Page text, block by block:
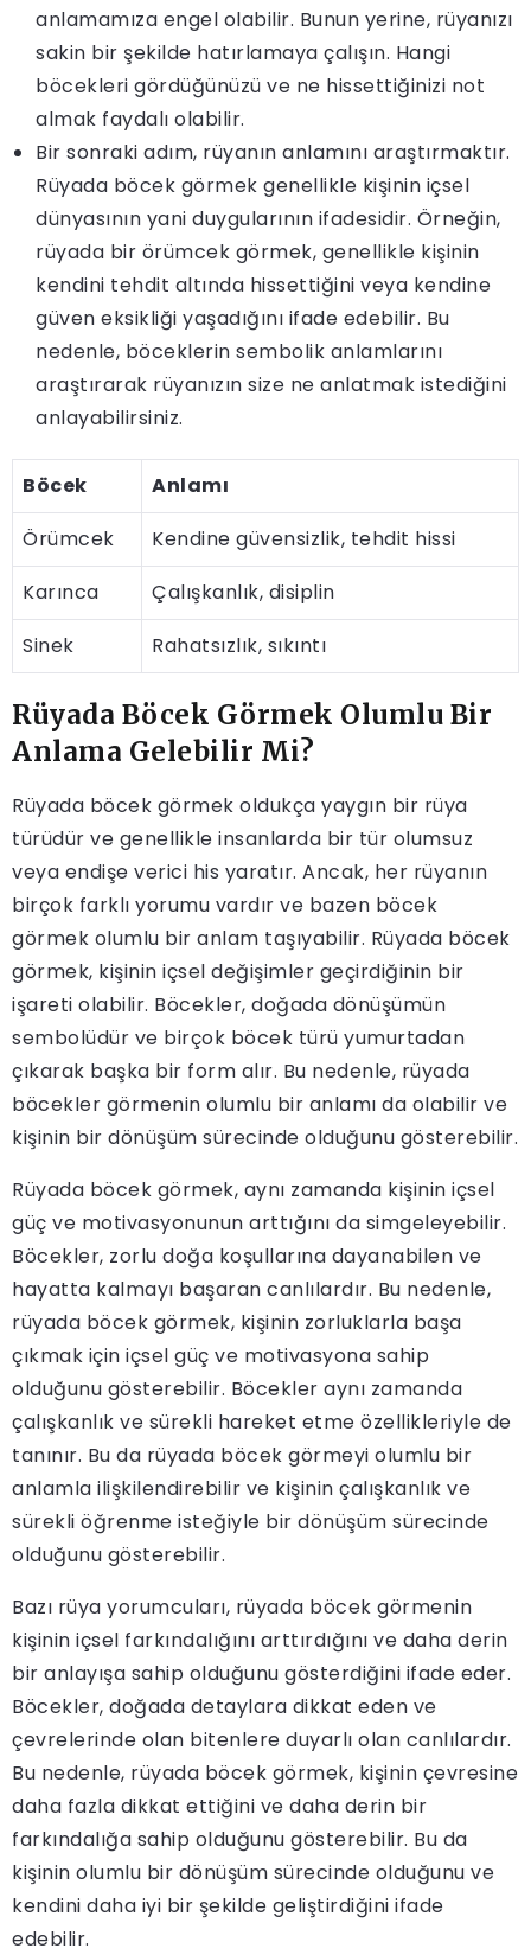
anlamamıza engel olabilir. Bunun yerine, rüyanızı
sakin bir şekilde hatırlamaya çalışın. Hangi
böcekleri gördüğünüzü ve ne hissettiğinizi not
almak faydalı olabilir.
Bir sonraki adım, rüyanın anlamını araştırmaktır.
Rüyada böcek görmek genellikle kişinin içsel
dünyasının yani duygularının ifadesidir. Örneğin,
rüyada bir örümcek görmek, genellikle kişinin
kendini tehdit altında hissettiğini veya kendine
güven eksikliği yaşadığını ifade edebilir. Bu
nedenle, böceklerin sembolik anlamlarını
araştırarak rüyanızın size ne anlatmak istediğini
anlayabilirsiniz.
Böcek
Anlamı
Örümcek
Kendine güvensizlik, tehdit hissi
Karınca
Çalışkanlık, disiplin
Sinek
Rahatsızlık, sıkıntı
Rüyada Böcek Görmek Olumlu Bir
Anlama Gelebilir Mi?
Rüyada böcek görmek oldukça yaygın bir rüya
türüdür ve genellikle insanlarda bir tür olumsuz
veya endişe verici his yaratır. Ancak, her rüyanın
birçok farklı yorumu vardır ve bazen böcek
görmek olumlu bir anlam taşıyabilir. Rüyada böcek
görmek, kişinin içsel değişimler geçirdiğinin bir
işareti olabilir. Böcekler, doğada dönüşümün
sembolüdür ve birçok böcek türü yumurtadan
çıkarak başka bir form alır. Bu nedenle, rüyada
böcekler görmenin olumlu bir anlamı da olabilir ve
kişinin bir dönüşüm sürecinde olduğunu gösterebilir.
Rüyada böcek görmek, aynı zamanda kişinin içsel
güç ve motivasyonunun arttığını da simgeleyebilir.
Böcekler, zorlu doğa koşullarına dayanabilen ve
hayatta kalmayı başaran canlılardır. Bu nedenle,
rüyada böcek görmek, kişinin zorluklarla başa
çıkmak için içsel güç ve motivasyona sahip
olduğunu gösterebilir. Böcekler aynı zamanda
çalışkanlık ve sürekli hareket etme özellikleriyle de
tanınır. Bu da rüyada böcek görmeyi olumlu bir
anlamla ilişkilendirebilir ve kişinin çalışkanlık ve
sürekli öğrenme isteğiyle bir dönüşüm sürecinde
olduğunu gösterebilir.
Bazı rüya yorumcuları, rüyada böcek görmenin
kişinin içsel farkındalığını arttırdığını ve daha derin
bir anlayışa sahip olduğunu gösterdiğini ifade eder.
Böcekler, doğada detaylara dikkat eden ve
çevrelerinde olan bitenlere duyarlı olan canlılardır.
Bu nedenle, rüyada böcek görmek, kişinin çevresine
daha fazla dikkat ettiğini ve daha derin bir
farkındalığa sahip olduğunu gösterebilir. Bu da
kişinin olumlu bir dönüşüm sürecinde olduğunu ve
kendini daha iyi bir şekilde geliştirdiğini ifade
edebilir.